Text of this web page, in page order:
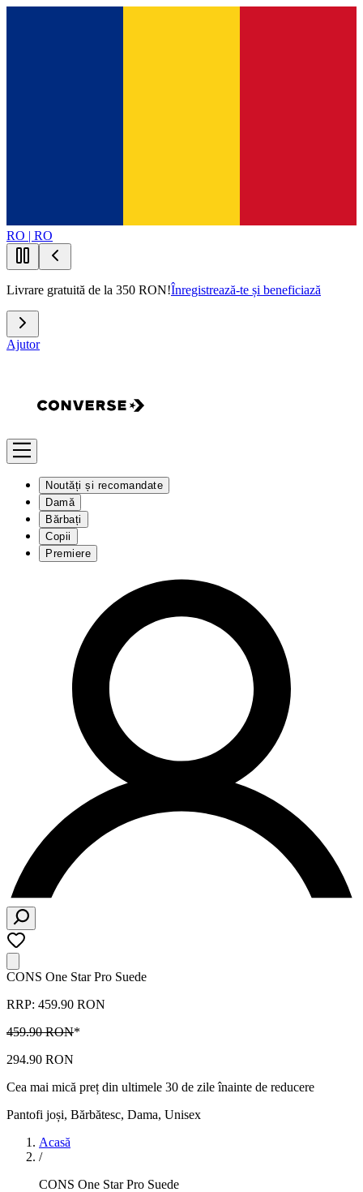
RO | RO
Livrare gratuită de la 350 RON!Înregistrează-te și beneficiază
Ajutor
Noutăți și recomandate
Damă
Bărbați
Copii
Premiere
CONS One Star Pro Suede
RRP: 459.90 RON
459.90 RON*
294.90 RON
Cea mai mică preț din ultimele 30 de zile înainte de reducere
Pantofi joși, Bărbătesc, Dama, Unisex
Acasă
/
CONS One Star Pro Suede